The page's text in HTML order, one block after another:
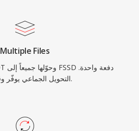
Multiple Files
التحويل الجماعي يوفّر وقتاً كبيراً.